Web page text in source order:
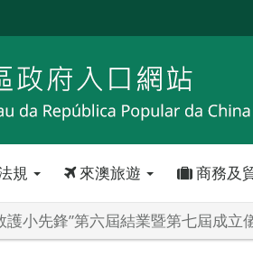
規 來澳旅遊 商務及
小先鋒”第六屆結業暨第七屆成立